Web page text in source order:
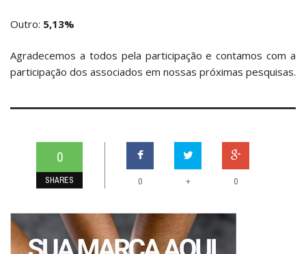
Outro: 5,13%
Agradecemos a todos pela participação e contamos com a
participação dos associados em nossas próximas pesquisas.
0
SHARES 0 + 0